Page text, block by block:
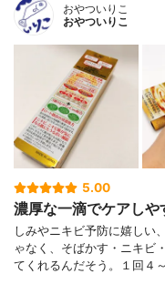
おやついりこ
おやついりこ
5.00
濃厚な一滴でケアしや
しみやニキビ予防に嬉しい
ゃなく、そばかす・ニキビ
てくれるんだそう。１回４